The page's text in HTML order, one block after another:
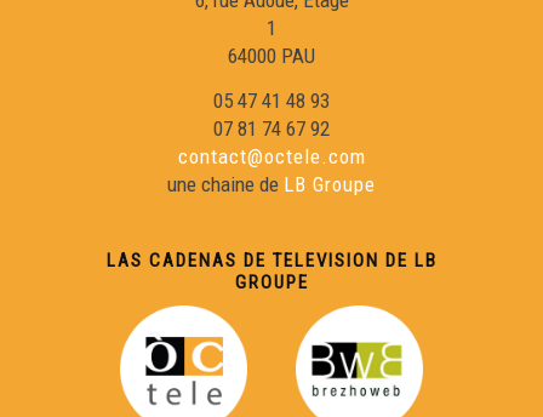
Lo marcat de Bedós
Los panèls bilingües en Garona-Nauta
L'Associacion per lo Manten d'una Agricultura Paisana
Ernest Gabard
1
64000 PAU
05 47 41 48 93
07 81 74 67 92
contact@octele.com
une chaine de LB Groupe
LAS CADENAS DE TELEVISION DE LB
GROUPE